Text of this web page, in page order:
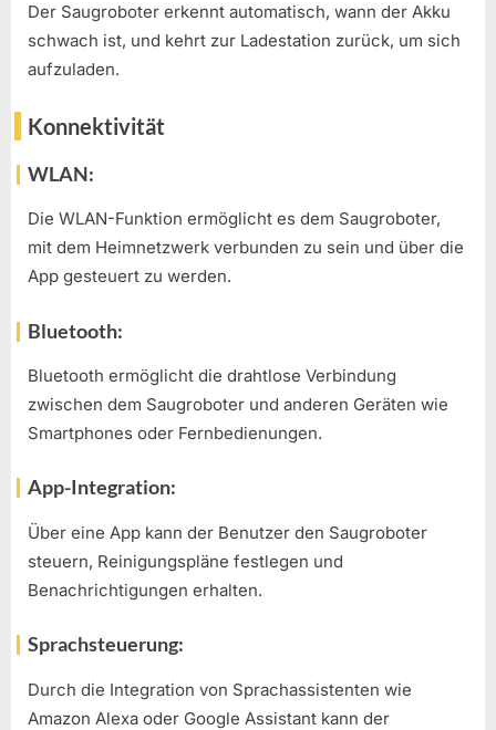
Der Saugroboter erkennt automatisch, wann der Akku
schwach ist, und kehrt zur Ladestation zurück, um sich
aufzuladen.
Konnektivität
WLAN:
Die WLAN-Funktion ermöglicht es dem Saugroboter,
mit dem Heimnetzwerk verbunden zu sein und über die
App gesteuert zu werden.
Bluetooth:
Bluetooth ermöglicht die drahtlose Verbindung
zwischen dem Saugroboter und anderen Geräten wie
Smartphones oder Fernbedienungen.
App-Integration:
Über eine App kann der Benutzer den Saugroboter
steuern, Reinigungspläne festlegen und
Benachrichtigungen erhalten.
Sprachsteuerung:
Durch die Integration von Sprachassistenten wie
Amazon Alexa oder Google Assistant kann der